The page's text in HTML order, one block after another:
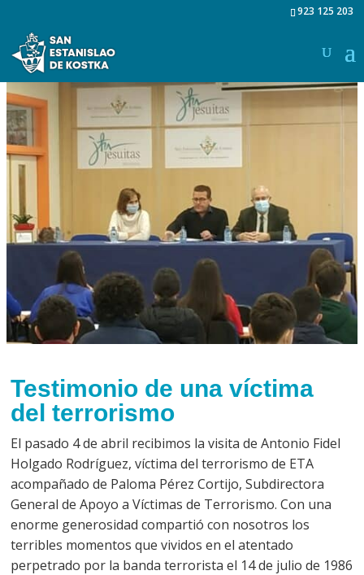
923 125 203
Testimonio de una víctima
del terrorismo
El pasado 4 de abril recibimos la visita de Antonio Fidel
Holgado Rodríguez, víctima del terrorismo de ETA
acompañado de Paloma Pérez Cortijo, Subdirectora
General de Apoyo a Víctimas de Terrorismo. Con una
enorme generosidad compartió con nosotros los
terribles momentos que vividos en el atentado
perpetrado por la banda terrorista el 14 de julio de 1986